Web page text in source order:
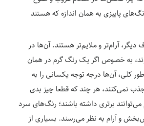
پاییزی به همان اندازه که هستند
آرام‌تر و ملایم‌تر هستند. آن‌ها در
به خصوص اگر یک رنگ گرم در همان
کلی، آن‌ها درجه توجه یکسانی را به
نمی‌کنند، هر چند که قطعا چیز بدی
برتری داشته باشند؛ رنگ‌های سرد
و آرام به نظر می‌رسند. بسیاری از